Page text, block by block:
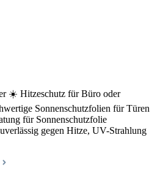
☀️ Hitzeschutz für Büro oder
Sonnenschutzfolien für Türen
für Sonnenschutzfolie
gegen Hitze, UV-Strahlung